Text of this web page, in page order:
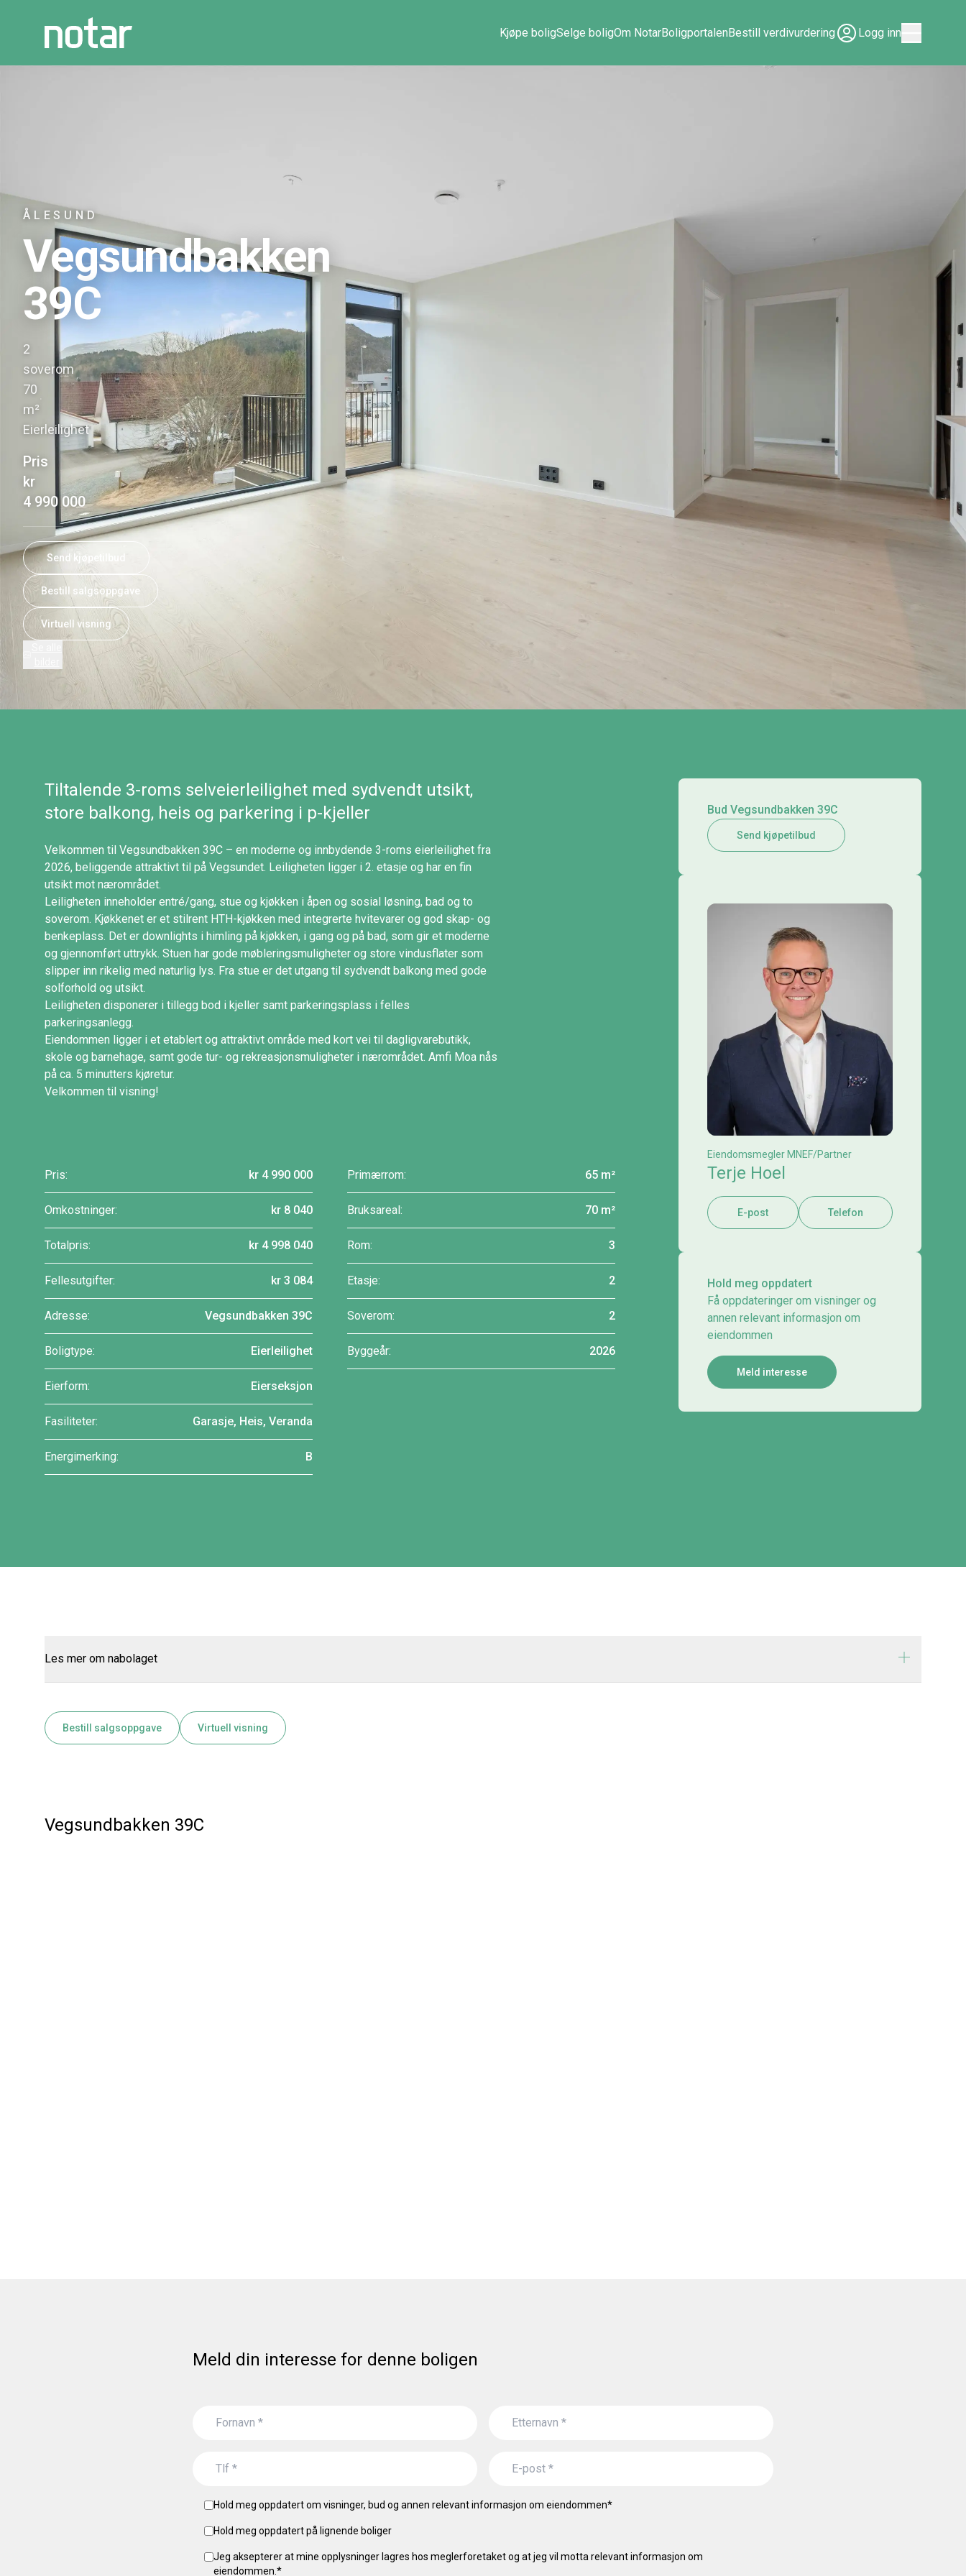
Kjøpe boligSelge boligOm NotarBoligportalenBestill verdivurdering Logg inn
ÅLESUND
Vegsundbakken
39C
2
soverom
·
70
m²
·
Eierleilighet
Pris
kr
4 990 000
Send kjøpetilbud
Bestill salgsoppgave
Virtuell visning
Tiltalende 3-roms selveierleilighet med sydvendt utsikt,
store balkong, heis og parkering i p-kjeller
Velkommen til Vegsundbakken 39C – en moderne og innbydende 3-roms eierleilighet fra
2026, beliggende attraktivt til på Vegsundet. Leiligheten ligger i 2. etasje og har en fin
utsikt mot nærområdet.
Leiligheten inneholder entré/gang, stue og kjøkken i åpen og sosial løsning, bad og to
soverom. Kjøkkenet er et stilrent HTH-kjøkken med integrerte hvitevarer og god skap- og
benkeplass. Det er downlights i himling på kjøkken, i gang og på bad, som gir et moderne
og gjennomført uttrykk. Stuen har gode møbleringsmuligheter og store vindusflater som
slipper inn rikelig med naturlig lys. Fra stue er det utgang til sydvendt balkong med gode
solforhold og utsikt.
Leiligheten disponerer i tillegg bod i kjeller samt parkeringsplass i felles
parkeringsanlegg.
Eiendommen ligger i et etablert og attraktivt område med kort vei til dagligvarebutikk,
skole og barnehage, samt gode tur- og rekreasjonsmuligheter i nærområdet. Amfi Moa nås
på ca. 5 minutters kjøretur.
Velkommen til visning!
Pris: kr 4 990 000
Omkostninger: kr 8 040
Totalpris: kr 4 998 040
Fellesutgifter: kr 3 084
Adresse: Vegsundbakken 39C
Boligtype: Eierleilighet
Eierform: Eierseksjon
Fasiliteter: Garasje, Heis, Veranda
Energimerking: B
Primærrom: 65 m²
Bruksareal: 70 m²
Rom: 3
Etasje: 2
Soverom: 2
Byggeår: 2026
Bud Vegsundbakken 39C
Send kjøpetilbud
Eiendomsmegler MNEF/Partner
Terje Hoel
E-post Telefon
Hold meg oppdatert
Få oppdateringer om visninger og
annen relevant informasjon om
eiendommen
Meld interesse
Les mer om nabolaget
Bestill salgsoppgave Virtuell visning
Vegsundbakken 39C
Meld din interesse for denne boligen
Hold meg oppdatert om visninger, bud og annen relevant informasjon om eiendommen*
Hold meg oppdatert på lignende boliger
Jeg aksepterer at mine opplysninger lagres hos meglerforetaket og at jeg vil motta relevant informasjon om
eiendommen.*